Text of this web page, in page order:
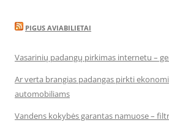
PIGUS AVIABILIETAI
Vasarinių padangų pirkimas internetu –
Ar verta brangias padangas pirkti
automobiliams
Vandens kokybės garantas namuose –